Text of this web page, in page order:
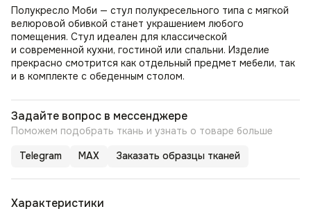
Полукресло Моби — стул полукресельного типа с мягкой
велюровой обивкой станет украшением любого
помещения. Стул идеален для классической
и современной кухни, гостиной или спальни. Изделие
прекрасно смотрится как отдельный предмет мебели, так
и в комплекте с обеденным столом.
Задайте вопрос в мессенджере
Поможем подобрать ткань и узнать о товаре больше
Telegram MAX Заказать образцы тканей
Характеристики